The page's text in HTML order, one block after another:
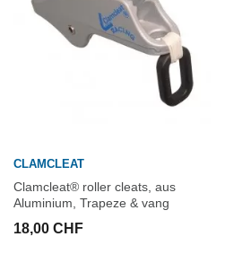
CLAMCLEAT
Clamcleat® roller cleats, aus
Aluminium, Trapeze & vang
18,00 CHF